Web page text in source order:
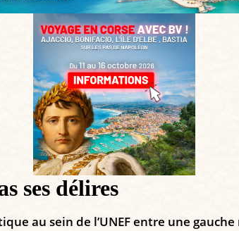
ses délires
au sein de l’UNEF entre une